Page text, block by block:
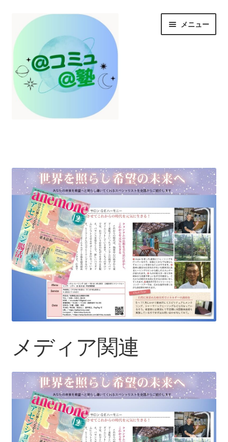
ゲ
シ
ョ
ン
テ
ツ
へ
ス
メニュー
＠コミュとは？
＠塾
各種体験会
個人セッション
お問い合わせ
お問い合わせ
メディア関連